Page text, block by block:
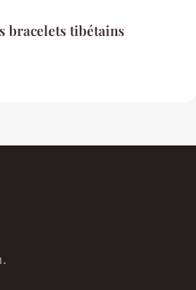
bracelets tibétains